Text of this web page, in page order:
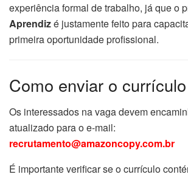
experiência formal de trabalho, já que o
Aprendizé justamente feito para
primeira oportunidade profissional.
Como enviar o currículo
Os interessados na vaga devem
atualizado para o e-mail:
recrutamento@amazoncopy.com.br
É importante verificar se o currículo